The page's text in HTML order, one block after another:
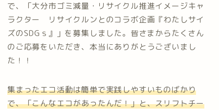
で、「大分市ゴミ減量・リサイクル推進イメージキャ
ラクター リサイクルンとのコラボ企画『わたしサイ
ズのSDGｓ』」を募集しました。皆さまからたくさん
のご応募をいただき、本当にありがとうございまし
た！！
集まったエコ活動は簡単で実践しやすいものばかり
で、「こんなエコがあったんだ！」と、スリフトチー